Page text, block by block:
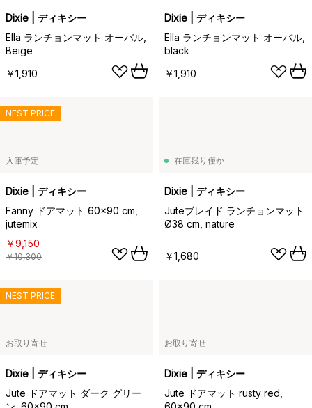
Dixie | ディキシー
Ella ランチョンマット オーバル,
Beige
￥1,910
Dixie | ディキシー
Ella ランチョンマット オーバル,
black
￥1,910
入庫予定
Dixie | ディキシー
Fanny ドアマット 60x90 cm,
jutemix
￥9,150
￥10,300
NEST PRICE
在庫残り僅か
Dixie | ディキシー
Juteブレイド ランチョンマット
Ø38 cm, nature
￥1,680
お取り寄せ
Dixie | ディキシー
Jute ドアマット ダーク グリー
NEST PRICE
お取り寄せ
Dixie | ディキシー
Jute ドアマット rusty red,